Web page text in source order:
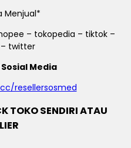
Menjual*
– tokopedia – tiktok –
twitter
Media
resellersosmed
TOKO SENDIRI ATAU